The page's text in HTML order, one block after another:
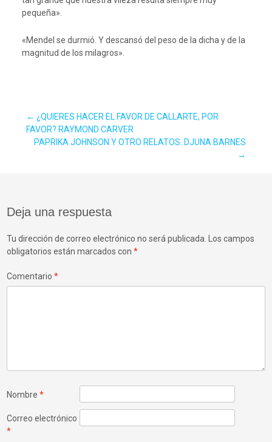
pequeña».
«Mendel se durmió. Y descansó del peso de la dicha y de la
magnitud de los milagros».
Navegación
entradas
← ¿QUIERES HACER EL FAVOR DE CALLARTE, POR
FAVOR? RAYMOND CARVER
PAPRIKA JOHNSON Y OTRO RELATOS. DJUNA BARNES
→
Deja una respuesta
Tu dirección de correo electrónico no será publicada.
Los campos
obligatorios están marcados con*
Comentario*
Nombre*
Correo electrónico
*